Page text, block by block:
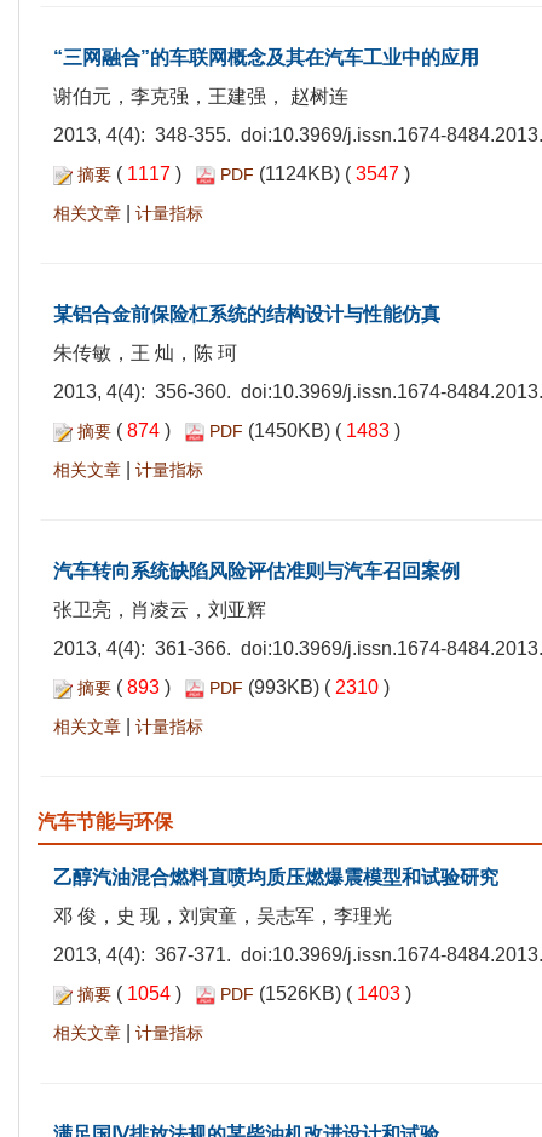
“三网融合”的车联网概念及其在汽车工业中的应用
谢伯元，李克强，王建强， 赵树连
2013, 4(4): 348-355. doi:10.3969/j.issn.1674-
摘要 ( 1117 ) PDF (1124KB) ( 3547 )
相关文章 计量指标
某铝合金前保险杠系统的结构设计与性能仿真
朱传敏，王 灿，陈 珂
2013, 4(4): 356-360. doi:10.3969/j.issn.1674-
摘要 ( 874 ) PDF (1450KB) ( 1483 )
相关文章 计量指标
汽车转向系统缺陷风险评估准则与汽车召回案例
张卫亮，肖凌云，刘亚辉
2013, 4(4): 361-366. doi:10.3969/j.issn.1674-
摘要 ( 893 ) PDF (993KB) ( 2310 )
相关文章 计量指标
汽车节能与环保
乙醇汽油混合燃料直喷均质压燃爆震模型和试验研究
邓 俊，史 现，刘寅童，吴志军，李理光
2013, 4(4): 367-371. doi:10.3969/j.issn.1674-
摘要 ( 1054 ) PDF (1526KB) ( 1403 )
相关文章 计量指标